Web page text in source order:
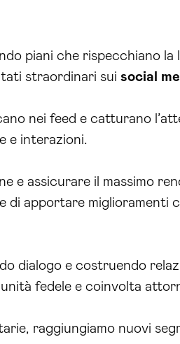
piani che rispecchiano la
straordinari sui social
nei feed e catturano
e interazioni.
e assicurare il massimo
di apportare miglioramenti
dialogo e costruendo
fedele e coinvolta
raggiungiamo nuovi